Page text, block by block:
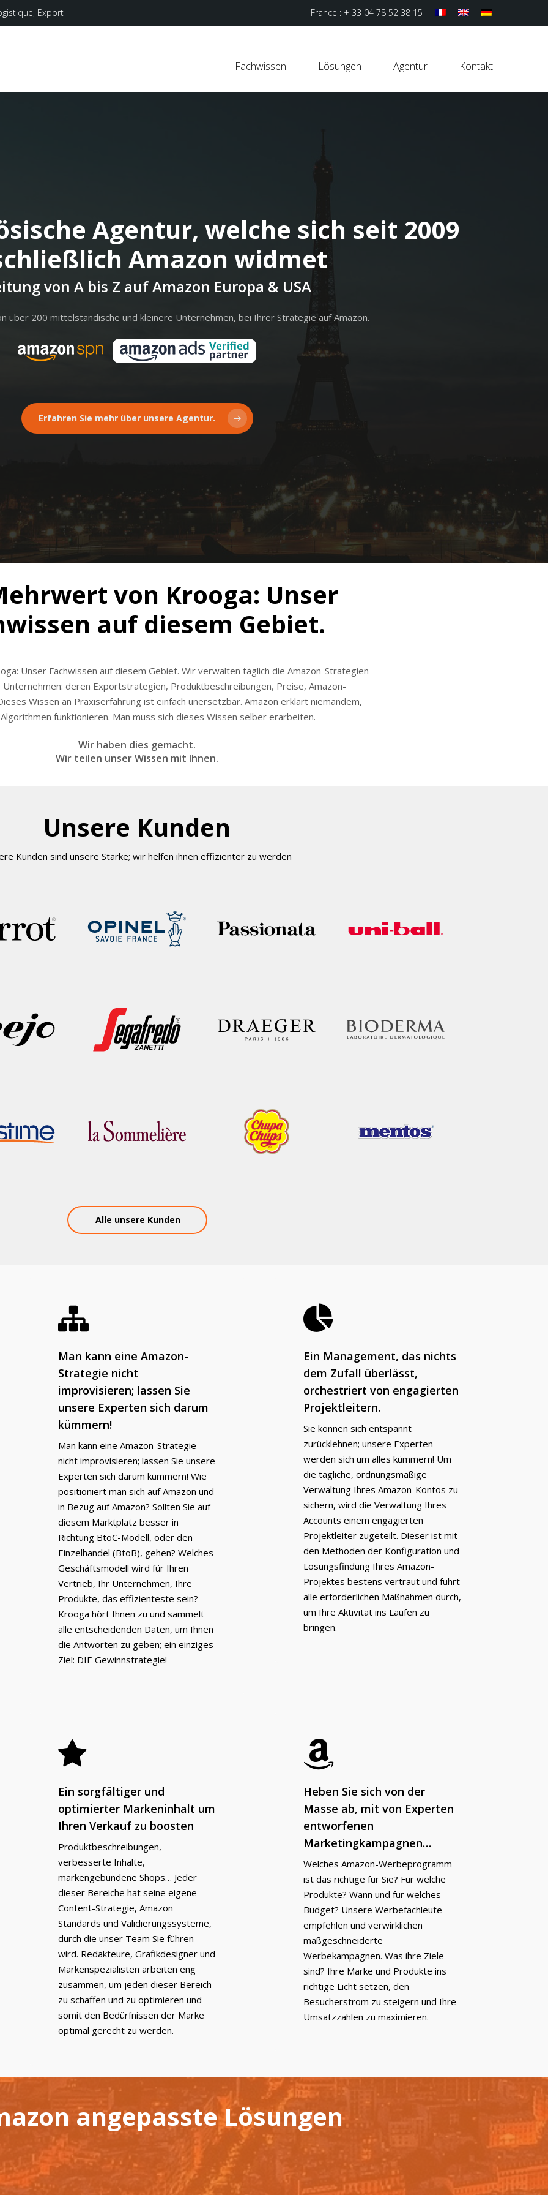
Export France : + 33 04 78 52 38 15
Fachwissen Lösungen Agentur Kontakt
Agentur, welche sich seit 2009
Amazon widmet
von A bis Z auf Amazon Europa & USA
über 200 mittelständische und kleinere Unternehmen, bei Ihrer Strategie auf Amazon.
Erfahren Sie mehr über unsere Agentur.
von Krooga: Unser
auf diesem Gebiet.
Unser Fachwissen auf diesem Gebiet. Wir verwalten täglich die Amazon-Strategien
deren Exportstrategien, Produktbeschreibungen, Preise, Amazon-
Wissen an Praxiserfahrung ist einfach unersetzbar. Amazon erklärt niemandem,
funktionieren. Man muss sich dieses Wissen selber erarbeiten.
Wir haben dies gemacht.
Wir teilen unser Wissen mit Ihnen.
Unsere Kunden
Kunden sind unsere Stärke; wir helfen ihnen effizienter zu werden
Alle unsere Kunden
Man kann eine Amazon-
Strategie nicht
improvisieren; lassen Sie
unsere Experten sich darum
kümmern!
Man kann eine Amazon-Strategie
nicht improvisieren; lassen Sie unsere
Experten sich darum kümmern! Wie
positioniert man sich auf Amazon und
in Bezug auf Amazon? Sollten Sie auf
diesem Marktplatz besser in
Richtung BtoC-Modell, oder den
Einzelhandel (BtoB), gehen? Welches
Geschäftsmodell wird für Ihren
Vertrieb, Ihr Unternehmen, Ihre
Produkte, das effizienteste sein?
Krooga hört Ihnen zu und sammelt
alle entscheidenden Daten, um Ihnen
die Antworten zu geben; ein einziges
Ziel: DIE Gewinnstrategie!
Ein Management, das nichts
dem Zufall überlässt,
orchestriert von engagierten
Projektleitern.
Sie können sich entspannt
zurücklehnen; unsere Experten
werden sich um alles kümmern! Um
die tägliche, ordnungsmäßige
Verwaltung Ihres Amazon-Kontos zu
sichern, wird die Verwaltung Ihres
Accounts einem engagierten
Projektleiter zugeteilt. Dieser ist mit
den Methoden der Konfiguration und
Lösungsfindung Ihres Amazon-
Projektes bestens vertraut und führt
alle erforderlichen Maßnahmen durch,
um Ihre Aktivität ins Laufen zu
bringen.
Ein sorgfältiger und
optimierter Markeninhalt um
Ihren Verkauf zu boosten
Produktbeschreibungen,
verbesserte Inhalte,
markengebundene Shops… Jeder
dieser Bereiche hat seine eigene
Content-Strategie, Amazon
Standards und Validierungssysteme,
durch die unser Team Sie führen
wird. Redakteure, Grafikdesigner und
Markenspezialisten arbeiten eng
zusammen, um jeden dieser Bereich
zu schaffen und zu optimieren und
somit den Bedürfnissen der Marke
optimal gerecht zu werden.
Heben Sie sich von der
Masse ab, mit von Experten
entworfenen
Marketingkampagnen…
Welches Amazon-Werbeprogramm
ist das richtige für Sie? Für welche
Produkte? Wann und für welches
Budget? Unsere Werbefachleute
empfehlen und verwirklichen
maßgeschneiderte
Werbekampagnen. Was ihre Ziele
sind? Ihre Marke und Produkte ins
richtige Licht setzen, den
Besucherstrom zu steigern und Ihre
Umsatzzahlen zu maximieren.
angepasste Lösungen
T:+ 33 04 78 52 38 15